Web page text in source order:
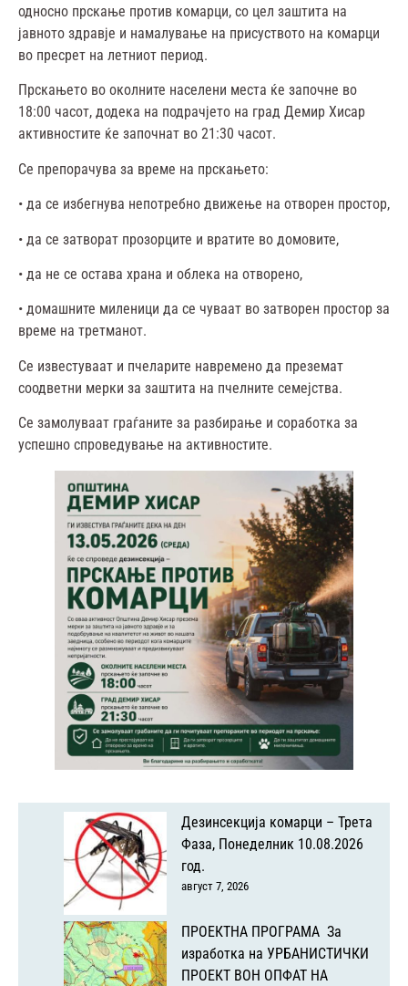
односно прскање против комарци, со цел заштита на
јавното здравје и намалување на присуството на комарци
во пресрет на летниот период.
Прскањето во околните населени места ќе започне во
18:00 часот, додека на подрачјето на град Демир Хисар
активностите ќе започнат во 21:30 часот.
Се препорачува за време на прскањето:
• да се избегнува непотребно движење на отворен простор,
• да се затворат прозорците и вратите во домовите,
• да не се остава храна и облека на отворено,
• домашните миленици да се чуваат во затворен простор за
време на третманот.
Се известуваат и пчеларите навремено да преземат
соодветни мерки за заштита на пчелните семејства.
Се замолуваат граѓаните за разбирање и соработка за
успешно спроведување на активностите.
Дезинсекција комарци – Трета
Фаза, Понеделник 10.08.2026
год.
август 7, 2026
ПРОЕКТНА ПРОГРАМА За
изработка на УРБАНИСТИЧКИ
ПРОЕКТ ВОН ОПФАТ НА